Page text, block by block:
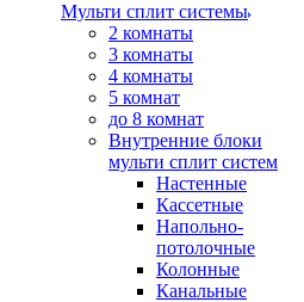
Мульти сплит системы
2 комнаты
3 комнаты
4 комнаты
5 комнат
до 8 комнат
Внутренние блоки
мульти сплит систем
Настенные
Кассетные
Напольно-
потолочные
Колонные
Канальные